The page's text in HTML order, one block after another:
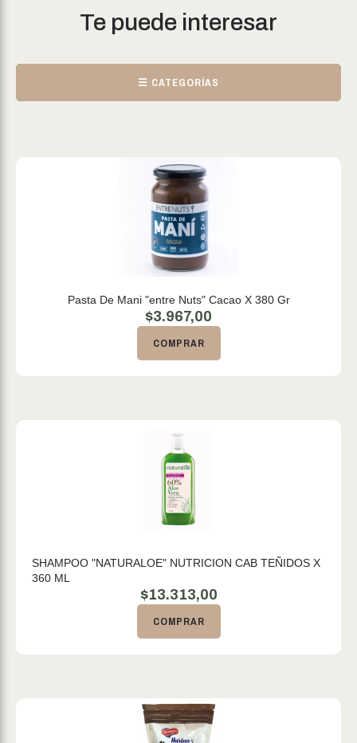
Te puede interesar
☰ CATEGORÍAS
Pasta De Mani "entre Nuts" Cacao X 380 Gr
$3.967,00
COMPRAR
SHAMPOO "NATURALOE" NUTRICION CAB TEÑIDOS X
360 ML
$13.313,00
COMPRAR